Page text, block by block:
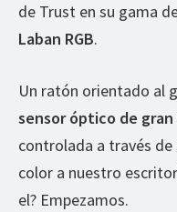
de Trust en su gama
Laban RGB.
Un ratón orientado al
sensor óptico de
controlada a través
color a nuestro
el? Empezamos.